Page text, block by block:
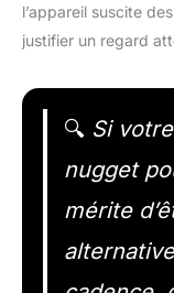
l’appareil suscite
justifier un regard
🔍 Si
nugget
mérite